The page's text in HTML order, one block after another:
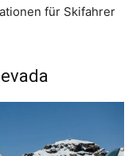
für Skifahrer